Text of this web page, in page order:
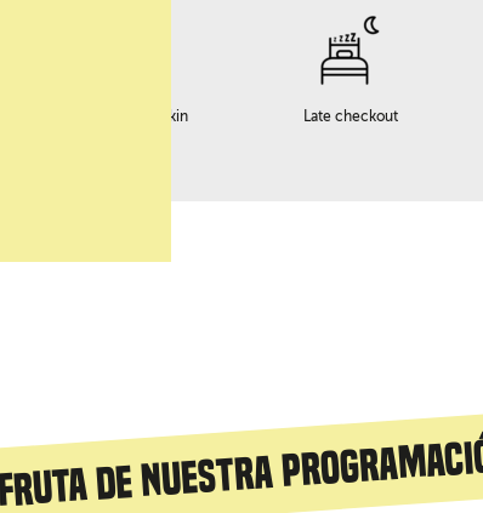
Servicio early checkin Late checkout
de nuestra